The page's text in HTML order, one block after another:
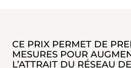
CE PRIX PERMET DE
MESURES POUR
L’ATTRAIT DU RÉSEAU